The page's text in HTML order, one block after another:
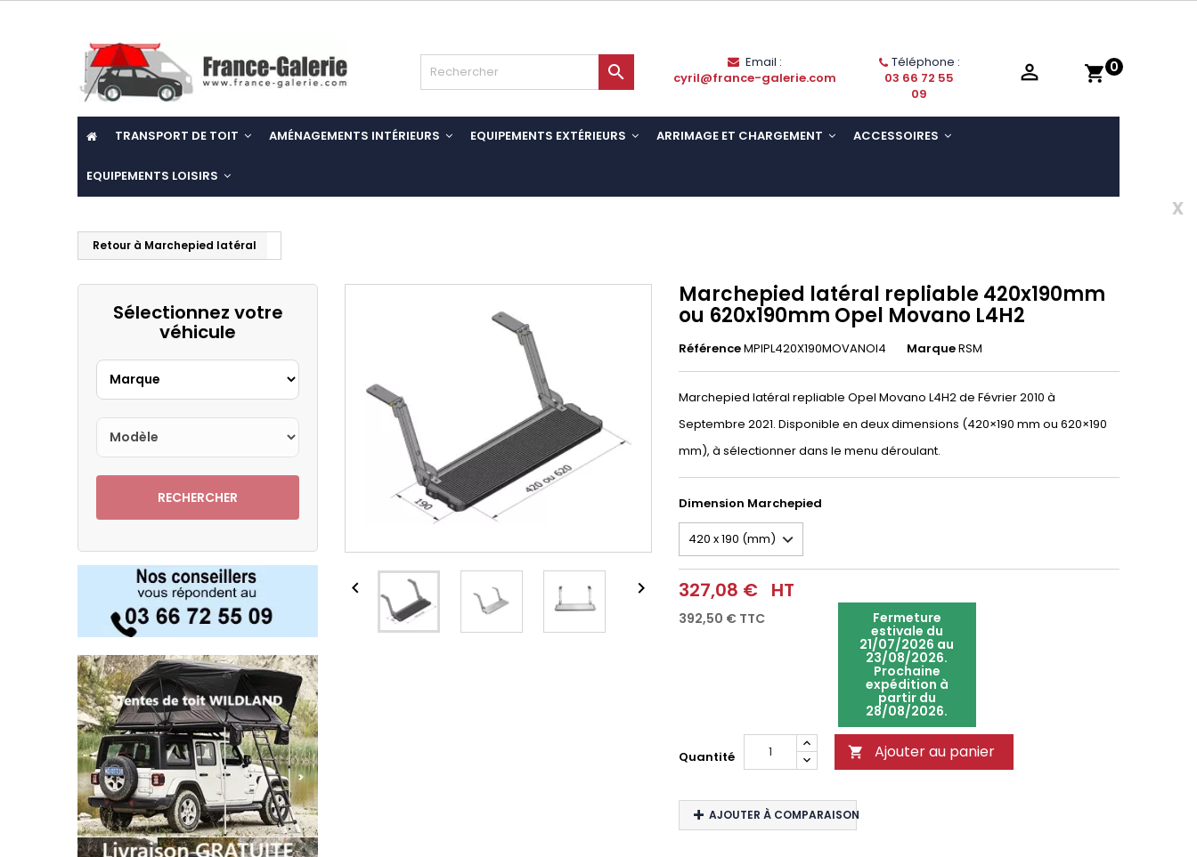
shopping_cart 0

Email :
cyril@france-galerie.com
Téléphone :
03 66 72 55
09

TRANSPORT DE TOIT AMÉNAGEMENTS INTÉRIEURS EQUIPEMENTS EXTÉRIEURS ARRIMAGE ET CHARGEMENT ACCESSOIRES
EQUIPEMENTS LOISIRS
x
Retour à Marchepied latéral
Sélectionnez votre
véhicule
RECHERCHER
 
Marchepied latéral repliable 420x190mm
ou 620x190mm Opel Movano L4H2
RéférenceMPIPL420X190MOVANOl4 MarqueRSM
Marchepied latéral repliable Opel Movano L4H2 de Février 2010 à
Septembre 2021. Disponible en deux dimensions (420×190 mm ou 620×190
mm), à sélectionner dans le menu déroulant.
Dimension Marchepied
327,08 € HT
392,50 € TTC Fermeture
estivale du
21/07/2026 au
23/08/2026.
Prochaine
expédition à
partir du
28/08/2026.
Quantité  Ajouter au panier
AJOUTER À COMPARAISON